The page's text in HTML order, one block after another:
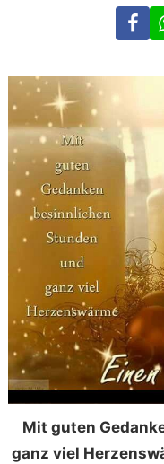
Mit guten
ganz viel